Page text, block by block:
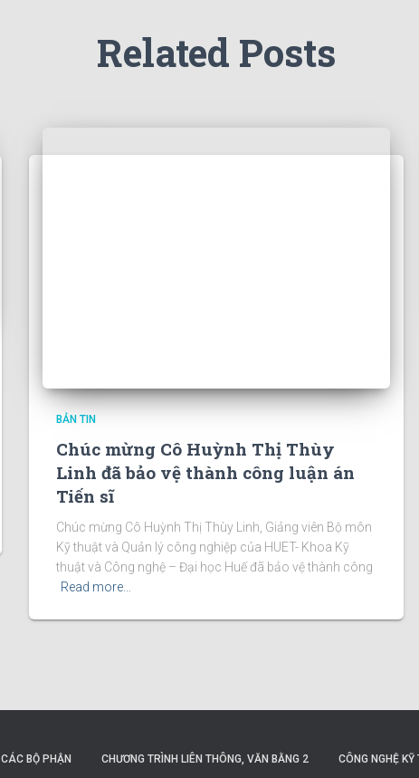
Related Posts
BẢN TIN
Chúc mừng Cô Huỳnh Thị Thùy
Linh đã bảo vệ thành công luận án
Tiến sĩ
Chúc mừng Cô Huỳnh Thị Thùy Linh, Giảng viên Bộ môn
Kỹ thuật và Quản lý công nghiệp của HUET- Khoa Kỹ
thuật và Công nghệ – Đại học Huế đã bảo vệ thành công
Read more…
CÁC BỘ PHẬN CHƯƠNG TRÌNH LIÊN THÔNG, VĂN BẰNG 2 CÔNG NGHỆ